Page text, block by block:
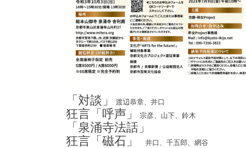
「対談」 渡辺恭章、井口
狂言「呼声」 宗彦、山下、鈴木
「泉涌寺法話」
狂言「磁石」
井口、千五郎、網谷